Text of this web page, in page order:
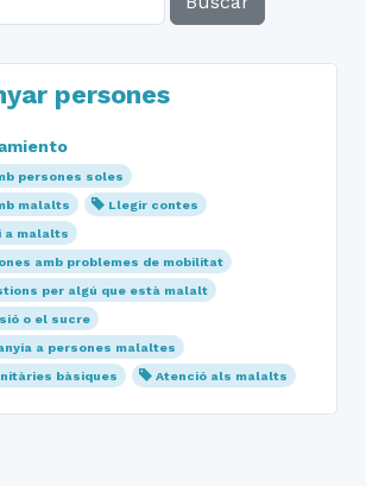
persones
persones soles
malalts
Llegir contes
a malalts
amb problemes de mobilitat
per algú que està malalt
o el sucre
a persones malaltes
bàsiques
Atenció als malalts